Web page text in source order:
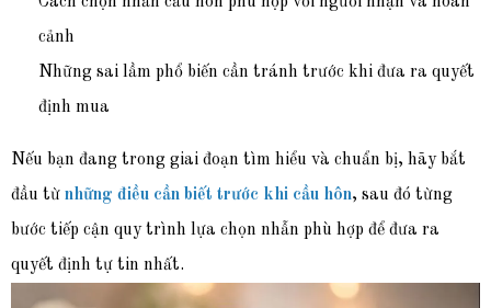
cảnh
Những sai lầm phổ biến cần tránh trước khi đưa ra quyết
định mua
Nếu bạn đang trong giai đoạn tìm hiểu và chuẩn bị, hãy bắt
đầu từ những điều cần biết trước khi cầu hôn, sau đó từng
bước tiếp cận quy trình lựa chọn nhẫn phù hợp để đưa ra
quyết định tự tin nhất.